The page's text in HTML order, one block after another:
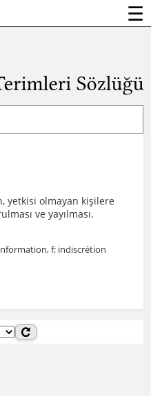
☰
yetkisi olmayan kişilere
ve yayılması.
f; indiscrétion